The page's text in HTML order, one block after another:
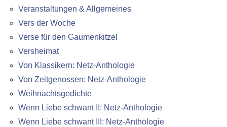
Veranstaltungen & Allgemeines
Vers der Woche
Verse für den Gaumenkitzel
Versheimat
Von Klassikern: Netz-Anthologie
Von Zeitgenossen: Netz-Anthologie
Weihnachtsgedichte
Wenn Liebe schwant II: Netz-Anthologie
Wenn Liebe schwant III: Netz-Anthologie